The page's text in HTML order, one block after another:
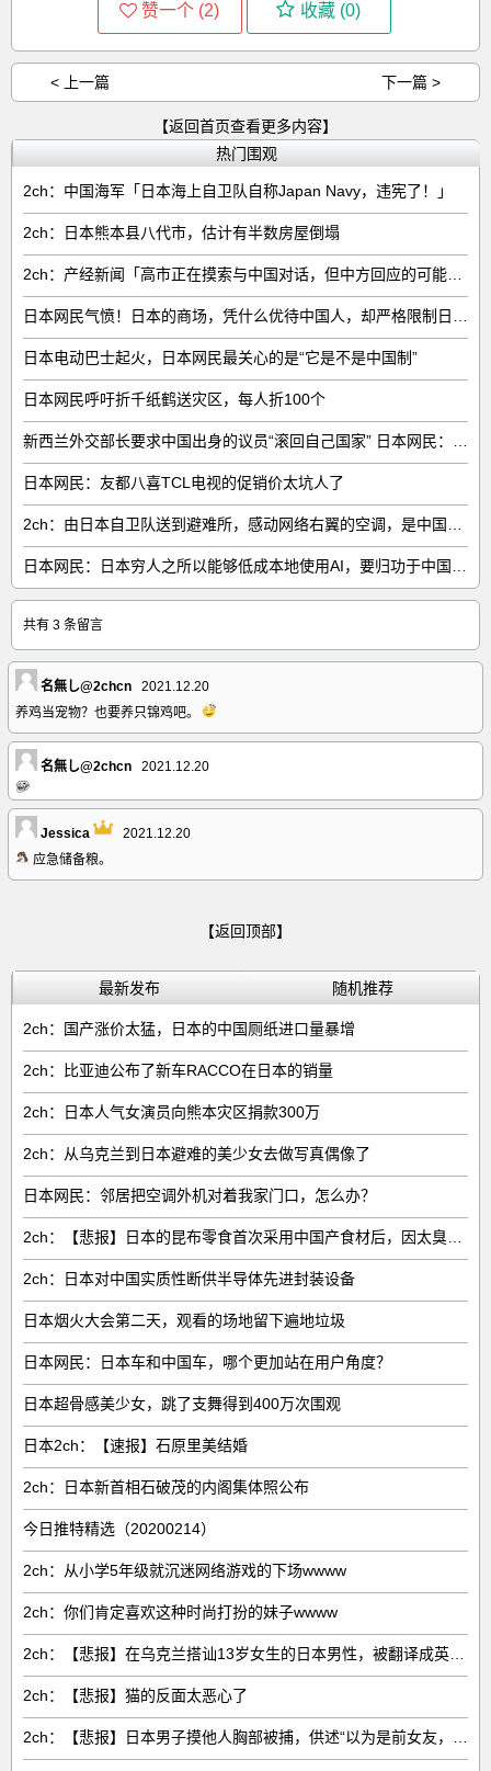
赞一个 (2) 收藏 (0)
< 上一篇 下一篇 >
【返回首页查看更多内容】
热门围观
2ch：中国海军「日本海上自卫队自称Japan Navy，违宪了！」
2ch：日本熊本县八代市，估计有半数房屋倒塌
日本电动巴士起火，日本网民最关心的是“它是不是中国制”
日本网民呼吁折千纸鹤送灾区，每人折100个
日本网民：友都八喜TCL电视的促销价太坑人了
共有 3 条留言
名無し@2chcn
2021.12.20
养鸡当宠物？也要养只锦鸡吧。
名無し@2chcn 2021.12.20
Jessica
2021.12.20
应急储备粮。
【返回顶部】
最新发布 随机推荐
2ch：国产涨价太猛，日本的中国厕纸进口量暴增
2ch：比亚迪公布了新车RACCO在日本的销量
2ch：日本人气女演员向熊本灾区捐款300万
2ch：从乌克兰到日本避难的美少女去做写真偶像了
日本网民：邻居把空调外机对着我家门口，怎么办？
2ch：日本对中国实质性断供半导体先进封装设备
日本烟火大会第二天，观看的场地留下遍地垃圾
日本网民：日本车和中国车，哪个更加站在用户角度？
日本超骨感美少女，跳了支舞得到400万次围观
日本2ch：【速报】石原里美结婚
2ch：日本新首相石破茂的内阁集体照公布
今日推特精选（20200214）
2ch：从小学5年级就沉迷网络游戏的下场wwww
2ch：你们肯定喜欢这种时尚打扮的妹子wwww
2ch：【悲报】猫的反面太恶心了